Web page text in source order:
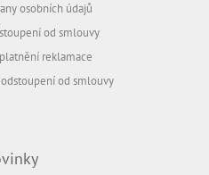
osobních údajů
od smlouvy
reklamace
od smlouvy